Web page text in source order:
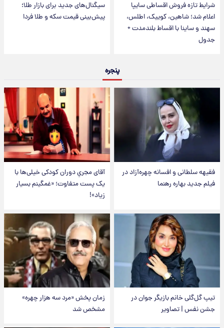
شرایط تازه فروش اقساطی سایپا
اعلام شد؛ شاهین، کوییک، اطلس،
سهند و ساینا با اقساط بلندمدت +
جدول
سیگنال‌های جدید برای بازار طلا؛
پیش‌بینی قیمت سکه و طلا فردا
پنجره
فقیهه سلطانی و افسانه چهره‌آزاد در
فیلم جدید بهاره رهنما
آقای مجریِ دوران کودکی خیلی‌ها با
یک پست متفاوت؛ «غمگینم بسیار
زیاد»!
تیپ گل‌گلی خانم بازیگر جوان در
جشن نفس | تصاویر
زمان پخش «مرد سه هزار چهره»
مشخص شد